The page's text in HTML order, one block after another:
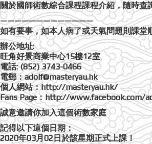
關於國師術數綜合課程課程介紹，隨時
—————————————
如有要事，如本人病了或天氣問題則課
辦公地址:
旺角好景商業中心15樓12室
電話: (852) 3743-0466
電郵：adolf@masteryau.hk
個人網站：http://masteryau.hk/
Fans Page：http://www.facebook.com/
誠意邀請你加入這個術數家庭
記得以下這個日期：
2020年03月02日於該星期正式上課！